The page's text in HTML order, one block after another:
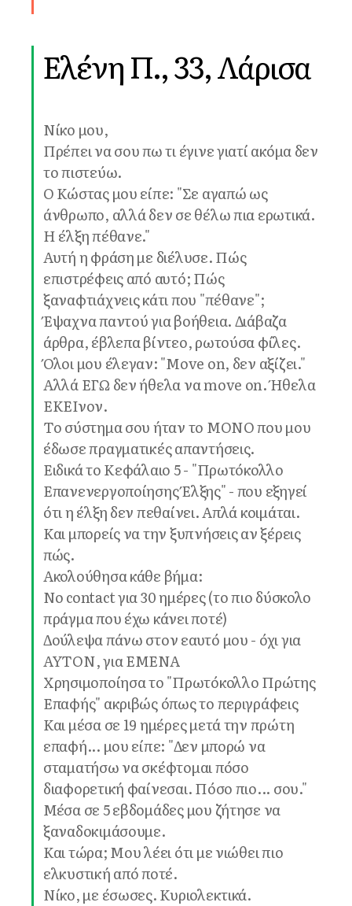
Ελένη Π., 33, Λάρισα
Νίκο μου,
Πρέπει να σου πω τι έγινε γιατί ακόμα δεν
το πιστεύω.
Ο Κώστας μου είπε: "Σε αγαπώ ως
άνθρωπο, αλλά δεν σε θέλω πια ερωτικά.
Η έλξη πέθανε."
Αυτή η φράση με διέλυσε. Πώς
επιστρέφεις από αυτό; Πώς
ξαναφτιάχνεις κάτι που "πέθανε";
Έψαχνα παντού για βοήθεια. Διάβαζα
άρθρα, έβλεπα βίντεο, ρωτούσα φίλες.
Όλοι μου έλεγαν: "Move on, δεν αξίζει."
Αλλά ΕΓΩ δεν ήθελα να move on. Ήθελα
ΕΚΕΙνον.
Το σύστημα σου ήταν το ΜΟΝΟ που μου
έδωσε πραγματικές απαντήσεις.
Ειδικά το Κεφάλαιο 5 - "Πρωτόκολλο
Επανενεργοποίησης Έλξης" - που εξηγεί
ότι η έλξη δεν πεθαίνει. Απλά κοιμάται.
Και μπορείς να την ξυπνήσεις αν ξέρεις
πώς.
Ακολούθησα κάθε βήμα:
No contact για 30 ημέρες (το πιο δύσκολο
πράγμα που έχω κάνει ποτέ)
Δούλεψα πάνω στον εαυτό μου - όχι για
ΑΥΤΟΝ, για ΕΜΕΝΑ
Χρησιμοποίησα το "Πρωτόκολλο Πρώτης
Επαφής" ακριβώς όπως το περιγράφεις
Και μέσα σε 19 ημέρες μετά την πρώτη
επαφή... μου είπε: "Δεν μπορώ να
σταματήσω να σκέφτομαι πόσο
διαφορετική φαίνεσαι. Πόσο πιο... σου."
Μέσα σε 5 εβδομάδες μου ζήτησε να
ξαναδοκιμάσουμε.
Και τώρα; Μου λέει ότι με νιώθει πιο
ελκυστική από ποτέ.
Νίκο, με έσωσες. Κυριολεκτικά.